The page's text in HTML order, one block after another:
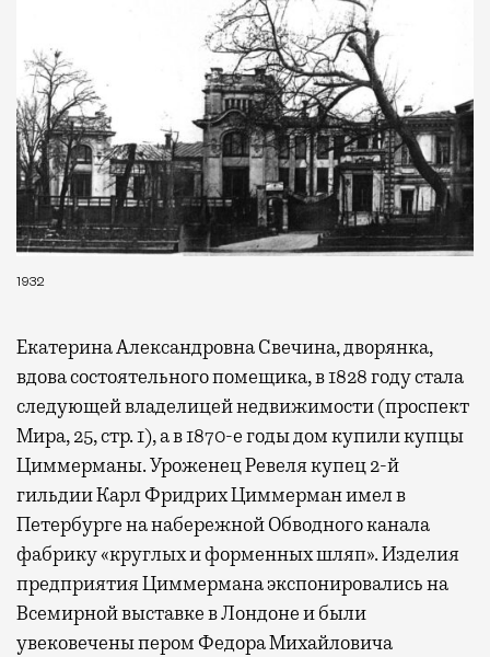
1932
Екатерина Александровна Свечина, дворянка,
вдова состоятельного помещика, в 1828 году стала
следующей владелицей недвижимости (проспект
Мира, 25, стр. 1), а в 1870-е годы дом купили купцы
Циммерманы. Уроженец Ревеля купец 2-й
гильдии Карл Фридрих Циммерман имел в
Петербурге на набережной Обводного канала
фабрику «круглых и форменных шляп». Изделия
предприятия Циммермана экспонировались на
Всемирной выставке в Лондоне и были
увековечены пером Федора Михайловича